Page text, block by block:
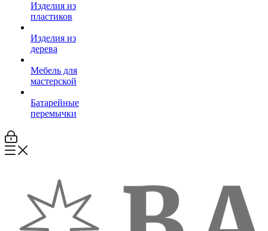
Изделия из
пластиков
Изделия из
дерева
Мебель для
мастерской
Батарейные
перемычки